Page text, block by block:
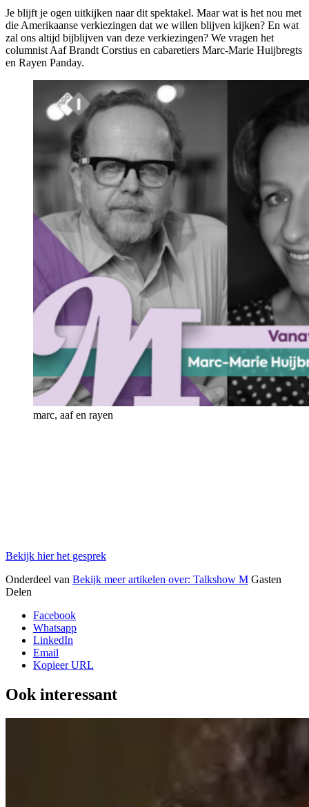
Je blijft je ogen uitkijken naar dit spektakel. Maar wat is het nou met
die Amerikaanse verkiezingen dat we willen blijven kijken? En wat
zal ons altijd bijblijven van deze verkiezingen? We vragen het
columnist Aaf Brandt Corstius en cabaretiers Marc-Marie Huijbregts
en Rayen Panday.
marc, aaf en rayen
Bekijk hier het gesprek
Onderdeel van Bekijk meer artikelen over: Talkshow M Gasten
Delen
Facebook
Whatsapp
LinkedIn
Email
Kopieer URL
Ook interessant